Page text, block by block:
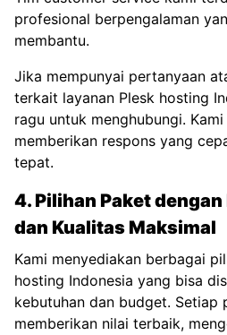
profesional berpengalaman
membantu.
Jika mempunyai pertanyaan
terkait layanan Plesk hosting
ragu untuk menghubungi.
memberikan respons yang
tepat.
4. Pilihan Paket
dan Kualitas Maksimal
Kami menyediakan berbagai
hosting Indonesia yang bisa
kebutuhan dan budget. Setiap
memberikan nilai terbaik,